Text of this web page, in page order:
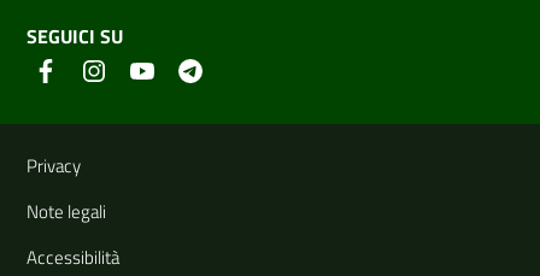
SEGUICI SU
Link e informazioni utili
Privacy
Note legali
Accessibilità